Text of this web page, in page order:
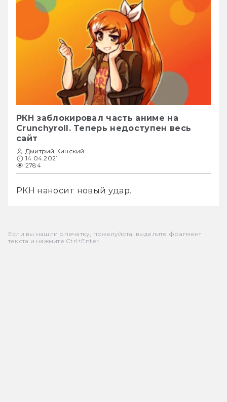
РКН заблокировал часть аниме на
Crunchyroll. Теперь недоступен весь
сайт
Дмитрий Кинский
14.04.2021
2784
РКН наносит новый удар.
Если вы нашли опечатку, пожалуйста, выделите фрагмент
текста и нажмите Ctrl+Enter.